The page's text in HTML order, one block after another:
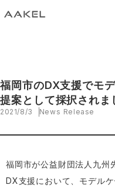
福岡市のDX支援でモ
提案として採択されま
2021/8/3 News Release
福岡市が公益財団法人九州
DX支援において、モデル